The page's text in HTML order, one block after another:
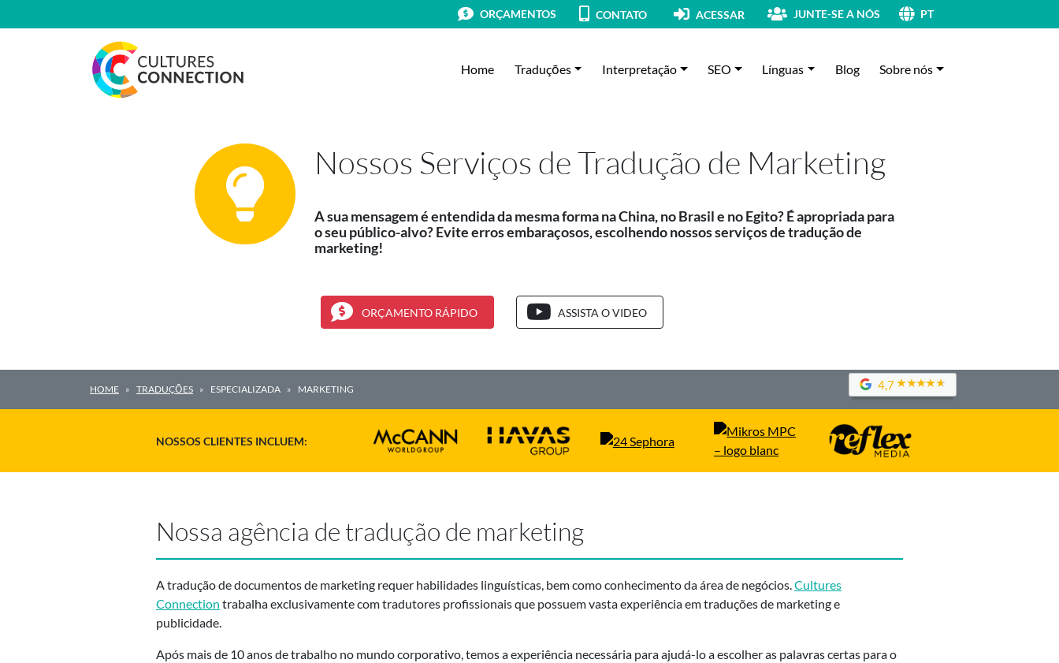
ORÇAMENTOS CONTATO ACESSAR JUNTE-SE A NÓS PT
Navegação principal Home Traduçōes Interpretação SEO Línguas Blog Sobre nós
Nossos Serviços de Tradução de Marketing
A sua mensagem é entendida da mesma forma na China, no Brasil e no Egito? É apropriada para
o seu público-alvo? Evite erros embaraçosos, escolhendo nossos serviços de tradução de
marketing!
ORÇAMENTO RÁPIDO ASSISTA O VIDEO
HOME TRADUÇŌES ESPECIALIZADA MARKETING 4,7
NOSSOS CLIENTES INCLUEM:
Nossa agência de tradução de marketing
A tradução de documentos de marketing requer habilidades linguísticas, bem como conhecimento da área de negócios.Cultures
Connection trabalha exclusivamente com tradutores profissionais que possuem vasta experiência em traduções de marketing e
publicidade.
Após mais de 10 anos de trabalho no mundo corporativo, temos a experiência necessária para ajudá-lo a escolher as palavras certas para o